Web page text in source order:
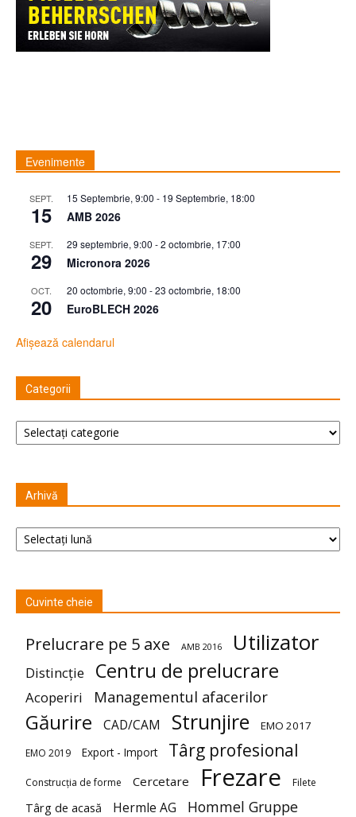
Evenimente
SEPT.
15
15 Septembrie, 9:00 - 19 Septembrie, 18:00
AMB 2026
SEPT.
29
29 septembrie, 9:00 -2 octombrie, 17:00
Micronora 2026
OCT.
20
20 octombrie, 9:00 -23 octombrie, 18:00
EuroBLECH 2026
Afișează calendarul
Categorii
Categorii
Arhivă
Arhivă
Cuvinte cheie
Prelucrare pe 5 axe AMB 2016 Utilizator
Distincție Centru de prelucrare
Acoperiri Managementul afacerilor
Găurire CAD/CAM Strunjire EMO 2017
EMO 2019 Export - Import Târg profesional
Construcția de forme Cercetare Frezare Filete
Târg de acasă Hermle AG Hommel Gruppe